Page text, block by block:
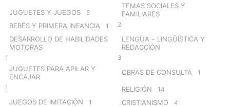
JUGUETES Y JUEGOS 5
BEBÉS Y PRIMERA INFANCIA 1
DESARROLLO DE HABILIDADES
MOTORAS
1
JUGUETES PARA APILAR Y
ENCAJAR
1
JUEGOS DE IMITACIÓN 1
TEMAS SOCIALES Y
FAMILIARES
2
LENGUA – LINGÜÍSTICA Y
REDACCIÓN
3
OBRAS DE CONSULTA 1
RELIGIÓN 14
CRISTIANISMO 4